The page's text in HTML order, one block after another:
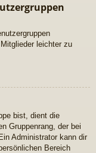
leichter zu
bist, dient die
Gruppenrang, der bei
Administrator kann dir
Bereich